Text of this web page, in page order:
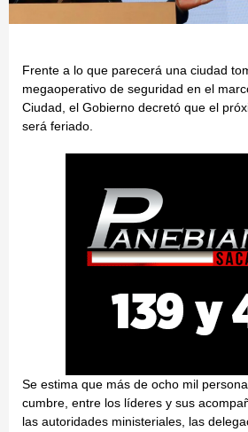
Frente a lo que parecerá una ciudad
megaoperativo de seguridad en el
Ciudad, el Gobierno decretó que el
será feriado.
Se estima que más de ocho mil
cumbre, entre los líderes y sus
las autoridades ministeriales, las